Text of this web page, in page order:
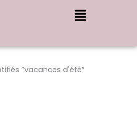
Menu
“vacances d'été”